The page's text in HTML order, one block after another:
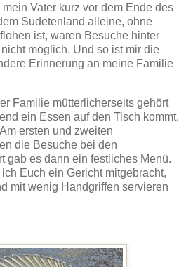
Vater kurz vor dem Ende des
Sudetenland alleine, ohne
ist, waren Besuche hinter
möglich. Und so ist mir die
Erinnerung an meine Familie
Familie mütterlicherseits gehört
ein Essen auf den Tisch kommt,
ersten und zweiten
die Besuche bei den
gab es dann ein festliches Menü.
Euch ein Gericht mitgebracht,
mit wenig Handgriffen servieren